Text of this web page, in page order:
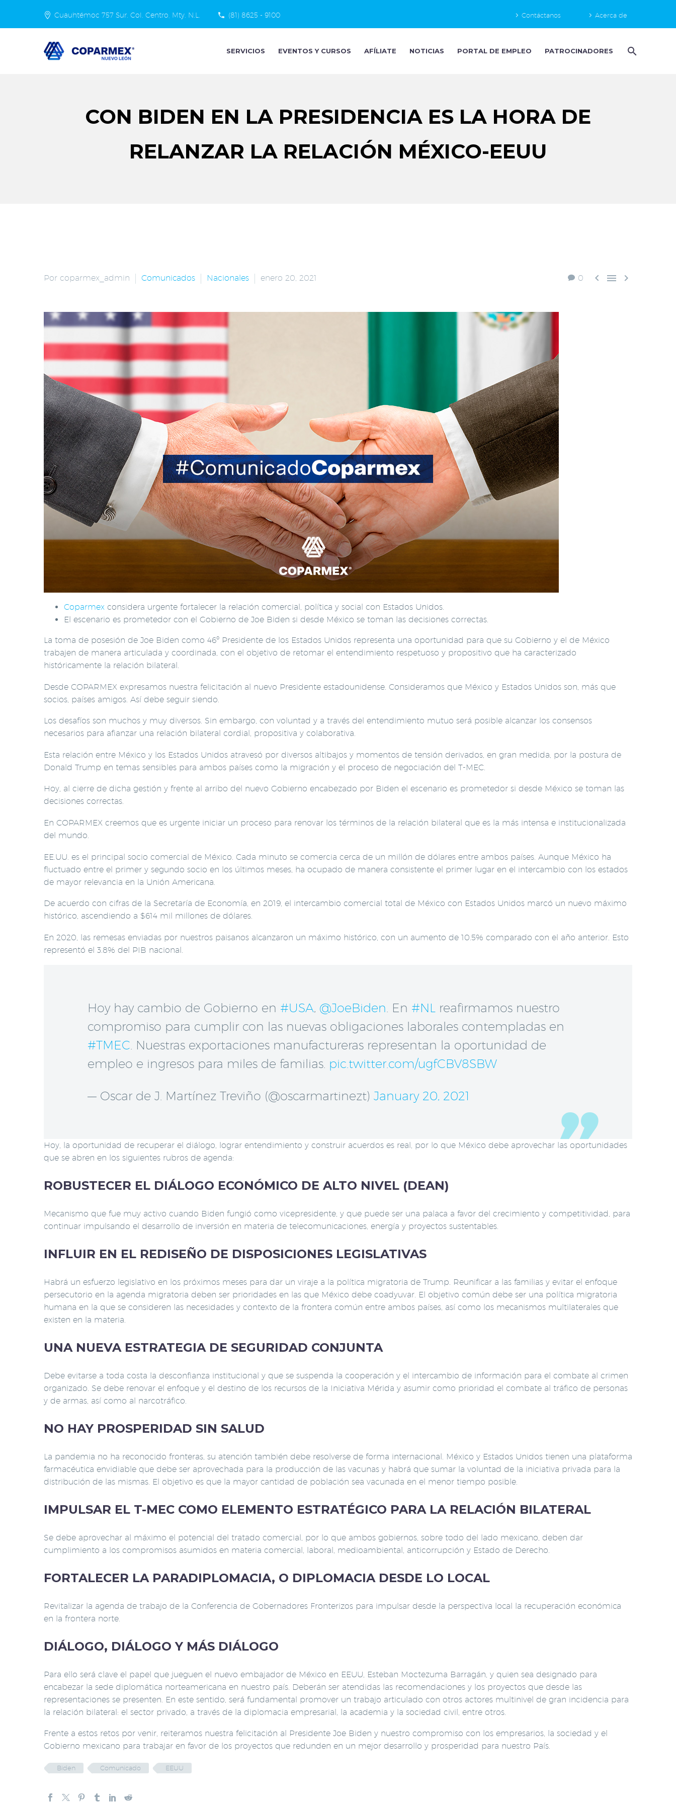
Cuauhtémoc 757 Sur. Col. Centro, Mty. N.L. (81) 8625 - 9100 Contáctanos Acerca de
SERVICIOS EVENTOS Y CURSOS AFÍLIATE NOTICIAS PORTAL DE EMPLEO PATROCINADORES
CON BIDEN EN LA PRESIDENCIA ES LA HORA DE
RELANZAR LA RELACIÓN MÉXICO-EEUU
0   
Por coparmex_admin Comunicados Nacionales enero 20, 2021
Coparmex considera urgente fortalecer la relación comercial, política y social con Estados Unidos.
El escenario es prometedor con el Gobierno de Joe Biden si desde México se toman las decisiones correctas.
La toma de posesión de Joe Biden como 46º Presidente de los Estados Unidos representa una oportunidad para que su Gobierno y el de México
trabajen de manera articulada y coordinada, con el objetivo de retomar el entendimiento respetuoso y propositivo que ha caracterizado
históricamente la relación bilateral.
Desde COPARMEX expresamos nuestra felicitación al nuevo Presidente estadounidense. Consideramos que México y Estados Unidos son, más que
socios, países amigos. Así debe seguir siendo.
Los desafíos son muchos y muy diversos. Sin embargo, con voluntad y a través del entendimiento mutuo será posible alcanzar los consensos
necesarios para afianzar una relación bilateral cordial, propositiva y colaborativa.
Esta relación entre México y los Estados Unidos atravesó por diversos altibajos y momentos de tensión derivados, en gran medida, por la postura de
Donald Trump en temas sensibles para ambos países como la migración y el proceso de negociación del T-MEC.
Hoy, al cierre de dicha gestión y frente al arribo del nuevo Gobierno encabezado por Biden el escenario es prometedor si desde México se toman las
decisiones correctas.
En COPARMEX creemos que es urgente iniciar un proceso para renovar los términos de la relación bilateral que es la más intensa e institucionalizada
del mundo.
EE.UU. es el principal socio comercial de México. Cada minuto se comercia cerca de un millón de dólares entre ambos países. Aunque México ha
fluctuado entre el primer y segundo socio en los últimos meses, ha ocupado de manera consistente el primer lugar en el intercambio con los estados
de mayor relevancia en la Unión Americana.
De acuerdo con cifras de la Secretaría de Economía, en 2019, el intercambio comercial total de México con Estados Unidos marcó un nuevo máximo
histórico, ascendiendo a $614 mil millones de dólares.
En 2020, las remesas enviadas por nuestros paisanos alcanzaron un máximo histórico, con un aumento de 10.5% comparado con el año anterior. Esto
representó el 3.8% del PIB nacional.
Hoy hay cambio de Gobierno en #USA, @JoeBiden . En #NL
reafirmamos nuestro
compromiso para cumplir con las nuevas obligaciones laborales contempladas en
#TMEC . Nuestras exportaciones manufactureras representan la oportunidad de
empleo e ingresos para miles de familias. pic.twitter.com/ugfCBV8SBW
— Oscar de J. Martínez Treviño (@oscarmartinezt) January 20, 2021
Hoy, la oportunidad de recuperar el diálogo, lograr entendimiento y construir acuerdos es real, por lo que México debe aprovechar las oportunidades
que se abren en los siguientes rubros de agenda:
ROBUSTECER EL DIÁLOGO ECONÓMICO DE ALTO NIVEL (DEAN)
Mecanismo que fue muy activo cuando Biden fungió como vicepresidente, y que puede ser una palaca a favor del crecimiento y competitividad, para
continuar impulsando el desarrollo de inversión en materia de telecomunicaciones, energía y proyectos sustentables.
INFLUIR EN EL REDISEÑO DE DISPOSICIONES LEGISLATIVAS
Habrá un esfuerzo legislativo en los próximos meses para dar un viraje a la política migratoria de Trump. Reunificar a las familias y evitar el enfoque
persecutorio en la agenda migratoria deben ser prioridades en las que México debe coadyuvar. El objetivo común debe ser una política migratoria
humana en la que se consideren las necesidades y contexto de la frontera común entre ambos países, así como los mecanismos multilaterales que
existen en la materia.
UNA NUEVA ESTRATEGIA DE SEGURIDAD CONJUNTA
Debe evitarse a toda costa la desconfianza institucional y que se suspenda la cooperación y el intercambio de información para el combate al crimen
organizado. Se debe renovar el enfoque y el destino de los recursos de la Iniciativa Mérida y asumir como prioridad el combate al tráfico de personas
y de armas, así como al narcotráfico.
NO HAY PROSPERIDAD SIN SALUD
La pandemia no ha reconocido fronteras, su atención también debe resolverse de forma internacional. México y Estados Unidos tienen una plataforma
farmacéutica envidiable que debe ser aprovechada para la producción de las vacunas y habrá que sumar la voluntad de la iniciativa privada para la
distribución de las mismas. El objetivo es que la mayor cantidad de población sea vacunada en el menor tiempo posible.
IMPULSAR EL T-MEC COMO ELEMENTO ESTRATÉGICO PARA LA RELACIÓN BILATERAL
Se debe aprovechar al máximo el potencial del tratado comercial, por lo que ambos gobiernos, sobre todo del lado mexicano, deben dar
cumplimiento a los compromisos asumidos en materia comercial, laboral, medioambiental, anticorrupción y Estado de Derecho.
FORTALECER LA PARADIPLOMACIA, O DIPLOMACIA DESDE LO LOCAL
Revitalizar la agenda de trabajo de la Conferencia de Gobernadores Fronterizos para impulsar desde la perspectiva local la recuperación económica
en la frontera norte.
DIÁLOGO, DIÁLOGO Y MÁS DIÁLOGO
Para ello será clave el papel que jueguen el nuevo embajador de México en EEUU, Esteban Moctezuma Barragán, y quien sea designado para
encabezar la sede diplomática norteamericana en nuestro país. Deberán ser atendidas las recomendaciones y los proyectos que desde las
representaciones se presenten. En este sentido, será fundamental promover un trabajo articulado con otros actores multinivel de gran incidencia para
la relación bilateral: el sector privado, a través de la diplomacia empresarial, la academia y la sociedad civil, entre otros.
Frente a estos retos por venir, reiteramos nuestra felicitación al Presidente Joe Biden y nuestro compromiso con los empresarios, la sociedad y el
Gobierno mexicano para trabajar en favor de los proyectos que redunden en un mejor desarrollo y prosperidad para nuestro País.
Biden Comunicado EEUU